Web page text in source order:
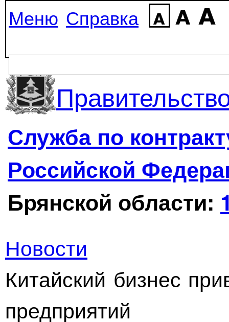
Меню Справка
Служба по
Российской
Брянской области:
Новости
Китайский бизнес
предприятий